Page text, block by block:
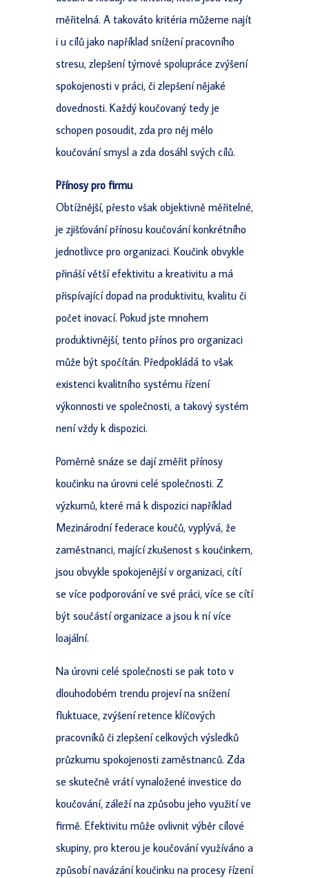
měřitelná. A takováto kritéria můžeme najít
i u cílů jako například snížení pracovního
stresu, zlepšení týmové spolupráce zvýšení
spokojenosti v práci, či zlepšení nějaké
dovednosti. Každý koučovaný tedy je
schopen posoudit, zda pro něj mělo
koučování smysl a zda dosáhl svých cílů.
Přínosy pro firmu
Obtížnější, přesto však objektivně měřitelné,
je zjišťování přínosu koučování konkrétního
jednotlivce pro organizaci. Koučink obvykle
přináší větší efektivitu a kreativitu a má
přispívající dopad na produktivitu, kvalitu či
počet inovací. Pokud jste mnohem
produktivnější, tento přínos pro organizaci
může být spočítán. Předpokládá to však
existenci kvalitního systému řízení
výkonnosti ve společnosti, a takový systém
není vždy k dispozici.
Poměrně snáze se dají změřit přínosy
koučinku na úrovni celé společnosti. Z
výzkumů, které má k dispozici například
Mezinárodní federace koučů, vyplývá, že
zaměstnanci, mající zkušenost s koučinkem,
jsou obvykle spokojenější v organizaci, cítí
se více podporování ve své práci, více se cítí
být součástí organizace a jsou k ní více
loajální.
Na úrovni celé společnosti se pak toto v
dlouhodobém trendu projeví na snížení
fluktuace, zvýšení retence klíčových
pracovníků či zlepšení celkových výsledků
průzkumu spokojenosti zaměstnanců. Zda
se skutečně vrátí vynaložené investice do
koučování, záleží na způsobu jeho využití ve
firmě. Efektivitu může ovlivnit výběr cílové
skupiny, pro kterou je koučování využíváno a
způsobí navázání koučinku na procesy řízení